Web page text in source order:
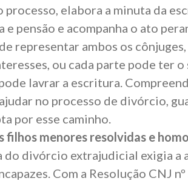
processo, elabora a minuta da
e pensão e acompanha o ato
representar ambos os
ou cada parte pode ter o
lavrar a escritura.
no processo de divórcio,
por esse caminho.
filhos menores resolvidas e
do divórcio extrajudicial exigia a
Com a Resolução CNJ